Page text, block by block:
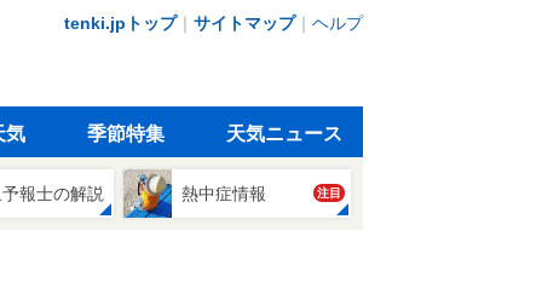
tenki.jpトップ｜ サイトマップ｜ ヘルプ
気 季節特集 天気ニュース
報士の解説 熱中症情報 注目